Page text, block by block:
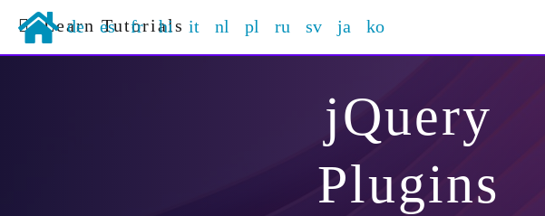
Learn Tutorials
de es fr hi it nl pl ru sv ja ko
jQuery
Plugins